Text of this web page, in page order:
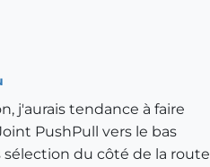
j'aurais tendance à faire
PushPull vers le bas
sélection du côté de la route